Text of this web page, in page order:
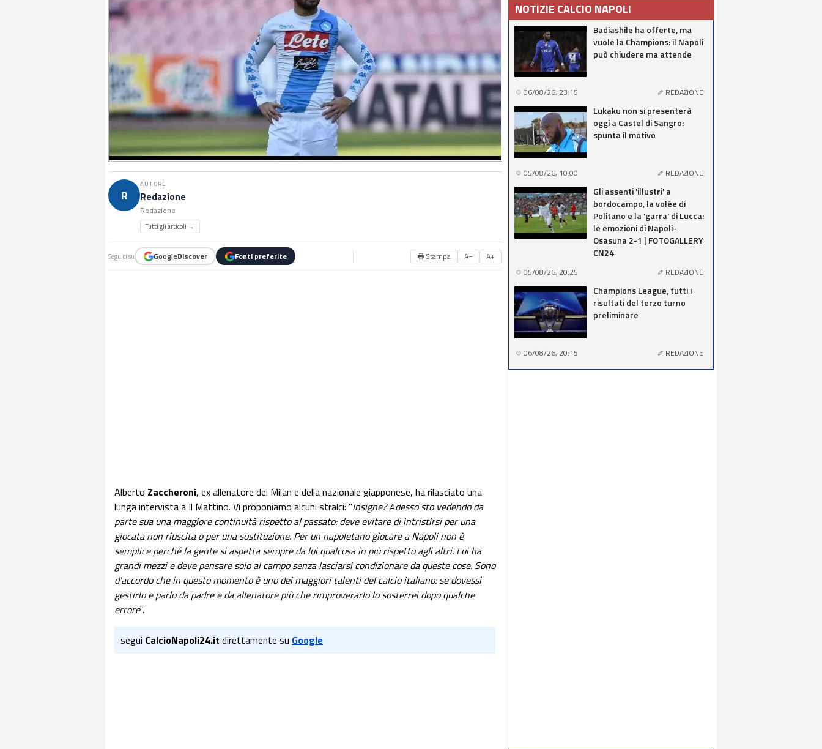
R
AUTORE
Redazione
Redazione
Tutti gli articoli →
Seguici su GoogleDiscover Fonti preferite 🖶 Stampa A− A+
Alberto Zaccheroni, ex allenatore del Milan e della nazionale giapponese, ha rilasciato una
lunga intervista a Il Mattino. Vi proponiamo alcuni stralci: "Insigne? Adesso sto vedendo da
parte sua una maggiore continuità rispetto al passato: deve evitare di intristirsi per una
giocata non riuscita o per una sostituzione. Per un napoletano giocare a Napoli non è
semplice perché la gente si aspetta sempre da lui qualcosa in più rispetto agli altri. Lui ha
grandi mezzi e deve pensare solo al campo senza lasciarsi condizionare da queste cose. Sono
d'accordo che in questo momento è uno dei maggiori talenti del calcio italiano: se dovessi
gestirlo e parlo da padre e da allenatore più che rimproverarlo lo sosterrei dopo qualche
errore".
segui CalcioNapoli24.it direttamente su Google
NOTIZIE CALCIO NAPOLI
Badiashile ha offerte, ma
vuole la Champions: il Napoli
può chiudere ma attende
06/08/26, 23:15 REDAZIONE
Lukaku non si presenterà
oggi a Castel di Sangro:
spunta il motivo
05/08/26, 10:00 REDAZIONE
Gli assenti 'illustri' a
bordocampo, la volée di
Politano e la 'garra' di Lucca:
le emozioni di Napoli-
Osasuna 2-1 | FOTOGALLERY
CN24
05/08/26, 20:25 REDAZIONE
Champions League, tutti i
risultati del terzo turno
preliminare
06/08/26, 20:15 REDAZIONE